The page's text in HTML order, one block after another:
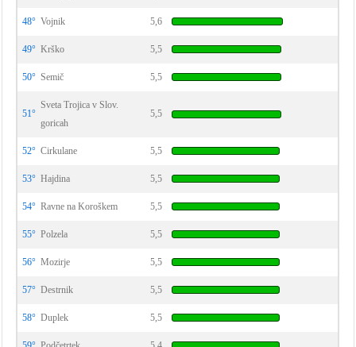
48° Vojnik 5,6
49° Krško 5,5
50° Semič 5,5
51°
Sveta Trojica v Slov.
goricah
5,5
52° Cirkulane 5,5
53° Hajdina 5,5
54° Ravne na Koroškem 5,5
55° Polzela 5,5
56° Mozirje 5,5
57° Destrnik 5,5
58° Duplek 5,5